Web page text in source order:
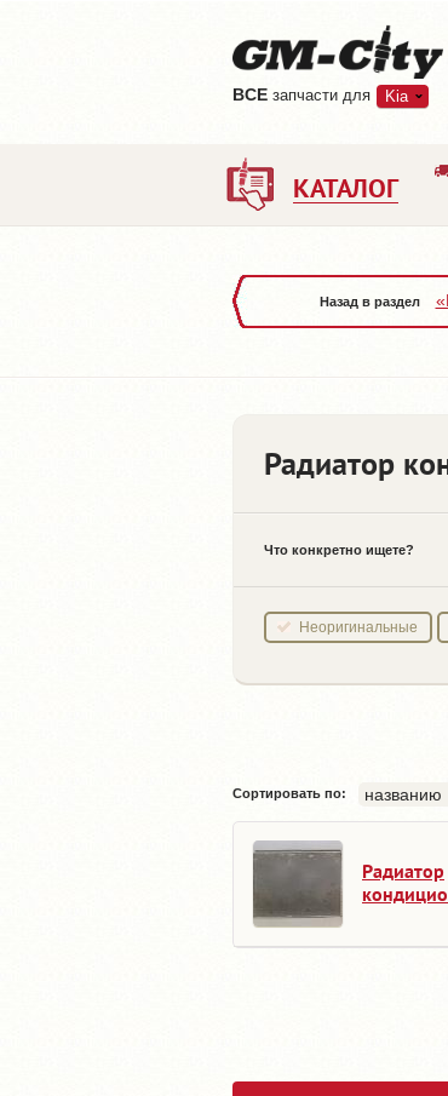
ВCE запчасти для Kia
КАТАЛОГ
Назад в раздел
Радиатор
Что конкретно ищете?
Неоригинальные
Сортировать по: названию
Радиатор